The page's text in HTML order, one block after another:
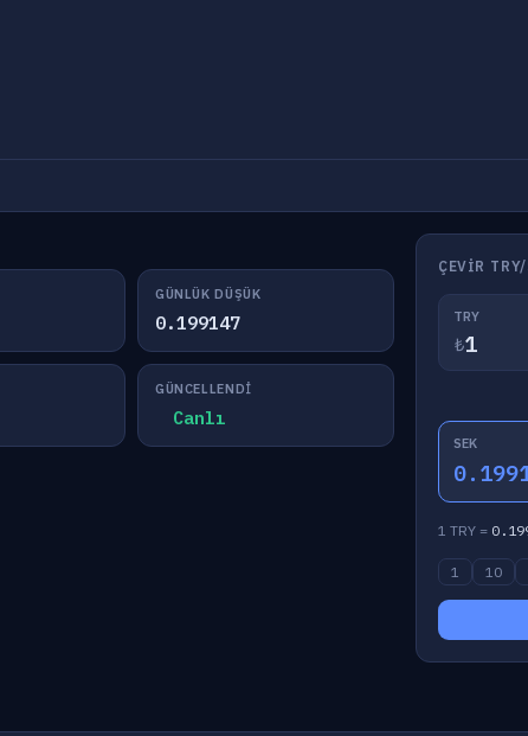
GÜNLÜK DÜŞÜK
0.199147
GÜNCELLENDI
Canlı
ÇEVIR
TRY
₺
SEK
1 TRY =
1 10